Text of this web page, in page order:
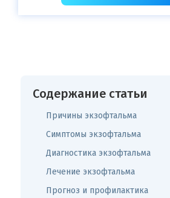
Содержание статьи
Причины экзофтальма
Симптомы экзофтальма
Диагностика экзофтальма
Лечение экзофтальма
Прогноз и профилактика